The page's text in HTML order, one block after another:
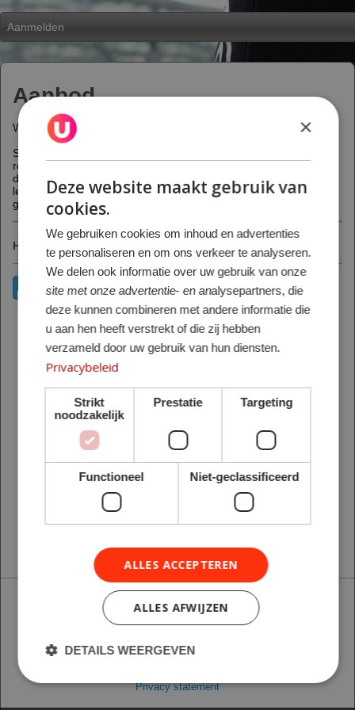
Aanmelden
Aanbod
Welkom bij Schaatsschool De Uithof!
Skatebook is ons online reserveringssyteem om lessen te
reserveren en te betalen. Ook kan je in jouw account zien welke
dagen en tijden je les hebt en kan je gemakkelijk je vervolg
lessen boeken. Heb je in het verleden weleens bij ons schaatsles
gehad maar nog geen account, kies dan hieronder voor "Nee".
Heeft u al eerder bij ons gelest?
Telefoon: 070 - 404 44 59
Jaap Edenweg 10 | 2544 NL Den Haag
Privacy statement
×
Deze website maakt gebruik van
cookies.
We gebruiken cookies om inhoud en advertenties
te personaliseren en om ons verkeer te analyseren.
We delen ook informatie over uw gebruik van onze
site met onze advertentie- en analysepartners, die
deze kunnen combineren met andere informatie die
u aan hen heeft verstrekt of die zij hebben
verzameld door uw gebruik van hun diensten.
Privacybeleid
Strikt
noodzakelijk
Prestatie Targeting
Functioneel Niet-geclassificeerd
ALLES ACCEPTEREN
ALLES AFWIJZEN
DETAILS WEERGEVEN